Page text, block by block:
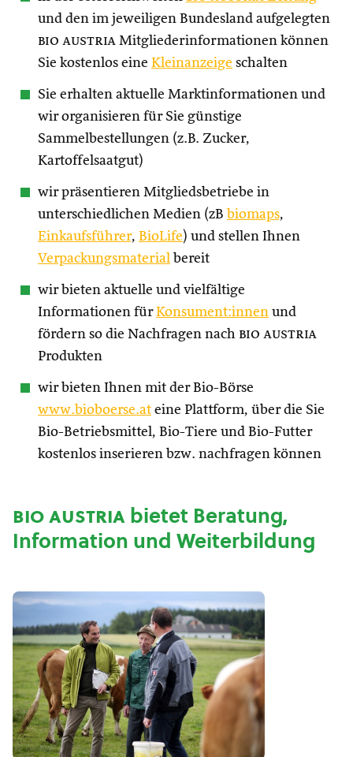
und den im jeweiligen Bundesland aufgelegten
bio austria Mitgliederinformationen können
Sie kostenlos eine Kleinanzeige schalten
Sie erhalten aktuelle Marktinformationen und
wir organisieren für Sie günstige
Sammelbestellungen (z.B. Zucker,
Kartoffelsaatgut)
wir präsentieren Mitgliedsbetriebe in
unterschiedlichen Medien (zB biomaps,
Einkaufsführer, BioLife) und stellen Ihnen
Verpackungsmaterial bereit
wir bieten aktuelle und vielfältige
Informationen fürKonsument:innen und
fördern so die Nachfragen nach bio austria
Produkten
wir bieten Ihnen mit der Bio-Börse
www.bioboerse.at eine Plattform, über die Sie
Bio-Betriebsmittel, Bio-Tiere und Bio-Futter
kostenlos inserieren bzw. nachfragen können
bio austriabietet Beratung,
Information und Weiterbildung